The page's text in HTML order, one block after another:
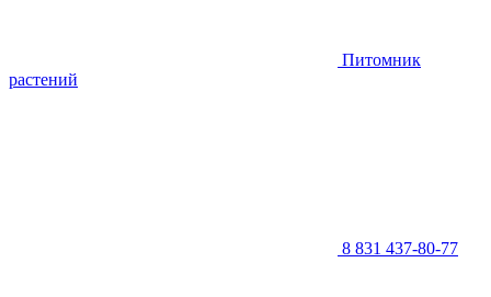
Питомник
растений
8 831 437-80-77